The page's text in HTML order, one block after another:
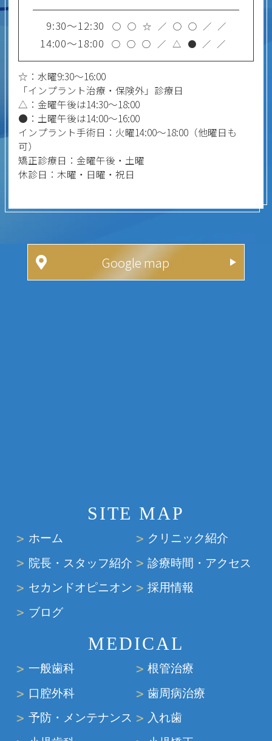
9:30～12:30 ○ ○ ☆ ／ ○ ○ ／ ／
14:00～18:00 ○ ○ ○ ／ △ ● ／ ／
☆：水曜9:30～16:00
「インプラント治療・保険外」診療日
△：金曜午後は14:30～18:00
●：土曜午後は14:00～16:00
インプラント手術日：火曜14:00～18:00（他曜日も
可）
矯正診療日：金曜午後・土曜
休診日：木曜・日曜・祝日
Google map
SITE MAP
ホーム
クリニック紹介
院長・スタッフ紹介
診療時間・アクセス
セカンドオピニオン
採用情報
ブログ
MEDICAL
一般歯科
根管治療
口腔外科
歯周病治療
予防・メンテナンス
入れ歯